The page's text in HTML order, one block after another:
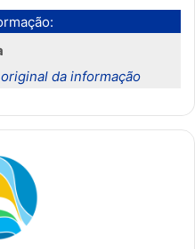
da informação